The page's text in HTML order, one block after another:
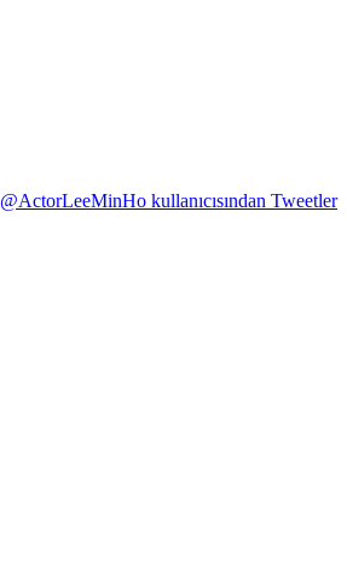
@ActorLeeMinHo kullanıcısından Tweetler